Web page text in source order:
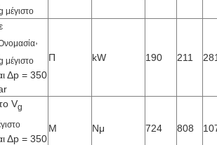
μέγιστο
μέγιστο
Δp = 350
Π kW 190 211
Vg
Δp = 350
Μ Νμ 724 808